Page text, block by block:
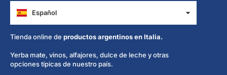
Español
Italiano
Tienda online de productos argentinos en Italia.
Yerba mate, vinos, alfajores, dulce de leche y otras
opciones típicas de nuestro país.